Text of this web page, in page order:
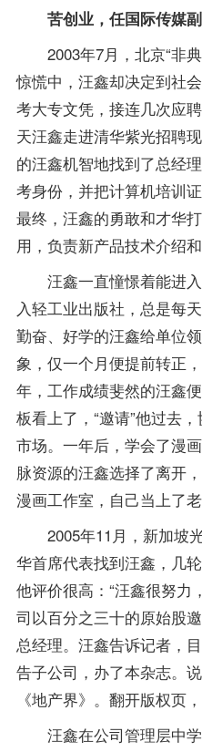
苦创业，任国际传媒
2003年7月，北京“非典
惊慌中，汪鑫却决定到社
考大专文凭，接连几次应
天汪鑫走进清华紫光招聘
的汪鑫机智地找到了总经
考身份，并把计算机培训
最终，汪鑫的勇敢和才华
用，负责新产品技术介绍和
汪鑫一直憧憬着能进入
入轻工业出版社，总是每
勤奋、好学的汪鑫给单位
象，仅一个月便提前转正
年，工作成绩斐然的汪鑫
板看上了，“邀请”他过去
市场。一年后，学会了漫
脉资源的汪鑫选择了离开
漫画工作室，自己当上了老
2005年11月，新加坡
华首席代表找到汪鑫，几
他评价很高：“汪鑫很努力
司以百分之三十的原始股
总经理。汪鑫告诉记者，
告子公司，办了本杂志。
《地产界》。翻开版权页
汪鑫在公司管理层中学